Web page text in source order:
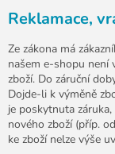
Reklamace,
Ze zákona má
našem e-shopu není
zboží. Do záruční
Dojde-li k výměně
je poskytnuta
nového zboží (příp.
ke zboží nelze výše